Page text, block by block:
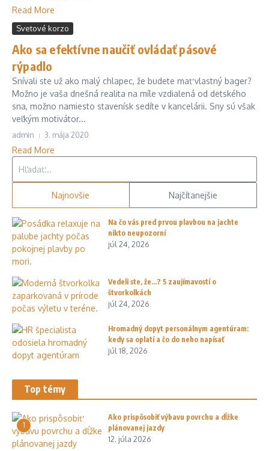
Read More
Svetové korzo
Ako sa efektívne naučiť ovládať pásové
rýpadlo
Snívali ste už ako malý chlapec, že budete mať vlastný bager?
Možno je vaša dnešná realita na míle vzdialená od detského
sna, možno namiesto stavenísk sedíte v kancelárii. Sny sú však
veľkým motivátor...
admin 3. mája 2020
Read More
Najnovšie Najčítanejšie
Na čo vás pred prvou plavbou na jachte
nikto neupozorní
júl 24, 2026
Vedeli ste, že…? 5 zaujímavostí o
štvorkolkách
júl 24, 2026
Hromadný dopyt personálnym agentúram:
kedy sa oplatí a čo do neho napísať
júl 18, 2026
Top témy
1
Ako prispôsobiť výbavu povrchu a dĺžke
plánovanej jazdy
12. júla 2026